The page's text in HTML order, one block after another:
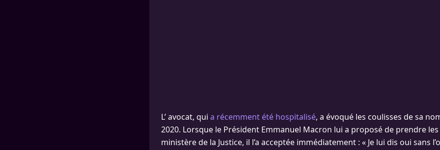
L’ avocat, qui a récemment été hospitalisé, a évoqué les coulisses de sa
2020. Lorsque le Président Emmanuel Macron lui a proposé de prendre
ministère de la Justice, il l’a acceptée immédiatement : « Je lui dis oui sans